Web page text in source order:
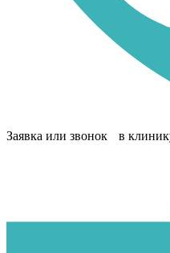
Заявка или звонок в